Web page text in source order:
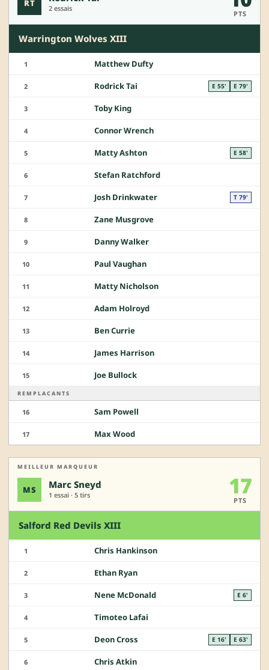
RT 2 essais
PTS
Warrington Wolves XIII
1 Matthew Dufty
2 Rodrick Tai E 55' E 79'
3 Toby King
4 Connor Wrench
5 Matty Ashton E 58'
6 Stefan Ratchford
7 Josh Drinkwater T 79'
8 Zane Musgrove
9 Danny Walker
10 Paul Vaughan
11 Matty Nicholson
12 Adam Holroyd
13 Ben Currie
14 James Harrison
15 Joe Bullock
REMPLACANTS
16 Sam Powell
17 Max Wood
MEILLEUR MARQUEUR
MS Marc Sneyd
1 essai · 5 tirs 17
PTS
Salford Red Devils XIII
1 Chris Hankinson
2 Ethan Ryan
3 Nene McDonald E 6'
4 Timoteo Lafai
5 Deon Cross E 16' E 63'
6 Chris Atkin